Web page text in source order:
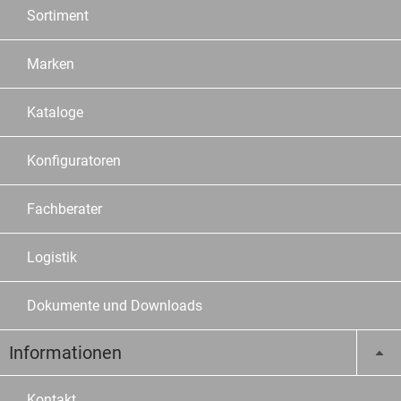
Sortiment
Marken
Kataloge
Konfiguratoren
Fachberater
Logistik
Dokumente und Downloads
Informationen